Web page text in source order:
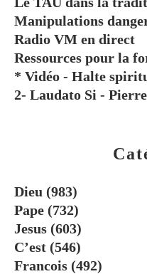
Dieu (983)
Pape (732)
Jesus (603)
C’est (546)
Francois (492)
Manipulations
Radio VM en direct
Ressources pour la
* Vidéo - Halte
2- Laudato Si -